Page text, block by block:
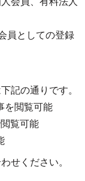
員としての登録
記の通りです。
を閲覧可能
覧可能
せください。